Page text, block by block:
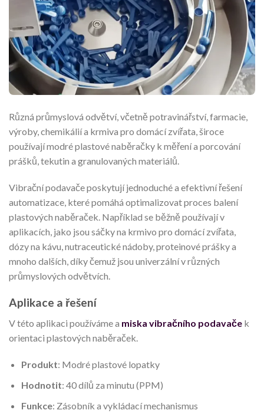
Různá průmyslová odvětví, včetně potravinářství, farmacie,
výroby, chemikálií a krmiva pro domácí zvířata, široce
používají modré plastové naběračky k měření a porcování
prášků, tekutin a granulovaných materiálů.
Vibrační podavače poskytují jednoduché a efektivní řešení
automatizace, které pomáhá optimalizovat proces balení
plastových naběraček. Například se běžně používají v
aplikacích, jako jsou sáčky na krmivo pro domácí zvířata,
dózy na kávu, nutraceutické nádoby, proteinové prášky a
mnoho dalších, díky čemuž jsou univerzální v různých
průmyslových odvětvích.
Aplikace a řešení
V této aplikaci používáme a miska vibračního podavače k
orientaci plastových naběraček.
Produkt: Modré plastové lopatky
Hodnotit: 40 dílů za minutu (PPM)
Funkce: Zásobník a vykládací mechanismus